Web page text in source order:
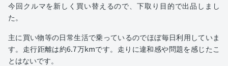
今回クルマを新しく買い替えるので、下取り目的で出品しまし
た。
主に買い物等の日常生活で乗っているのでほぼ毎日利用していま
す。走行距離は約6.7万kmです。走りに違和感や問題を感じたこ
とはないです。